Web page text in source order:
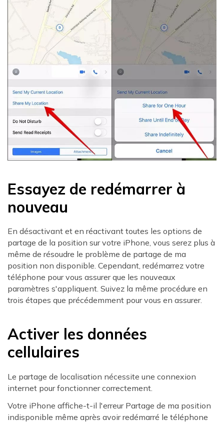
Essayez de redémarrer à
nouveau
En désactivant et en réactivant toutes les options de
partage de la position sur votre iPhone, vous serez plus à
même de résoudre le problème de partage de ma
position non disponible. Cependant, redémarrez votre
téléphone pour vous assurer que les nouveaux
paramètres s'appliquent. Suivez la même procédure en
trois étapes que précédemment pour vous en assurer.
Activer les données
cellulaires
Le partage de localisation nécessite une connexion
internet pour fonctionner correctement.
Votre iPhone affiche-t-il l'erreur Partage de ma position
indisponible même après avoir redémarré le téléphone